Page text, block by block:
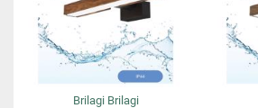
Brilagi Brilagi